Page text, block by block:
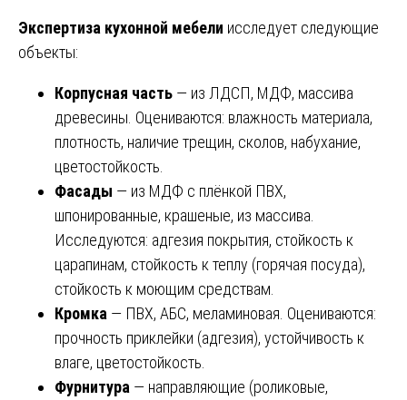
Экспертиза кухонной мебели исследует следующие
объекты:
Корпусная часть — из ЛДСП, МДФ, массива
древесины. Оцениваются: влажность материала,
плотность, наличие трещин, сколов, набухание,
цветостойкость.
Фасады — из МДФ с плёнкой ПВХ,
шпонированные, крашеные, из массива.
Исследуются: адгезия покрытия, стойкость к
царапинам, стойкость к теплу (горячая посуда),
стойкость к моющим средствам.
Кромка — ПВХ, АБС, меламиновая. Оцениваются:
прочность приклейки (адгезия), устойчивость к
влаге, цветостойкость.
Фурнитура — направляющие (роликовые,